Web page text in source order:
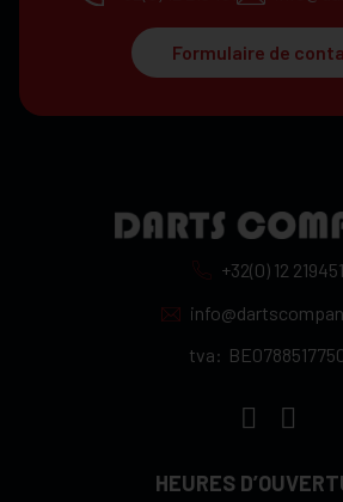
Formulaire de
+32(0) 12 219451
tva:
HEURES